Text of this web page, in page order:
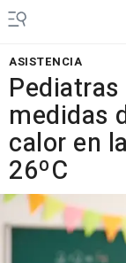
ASISTENCIA
medidas
calor en
26ºC